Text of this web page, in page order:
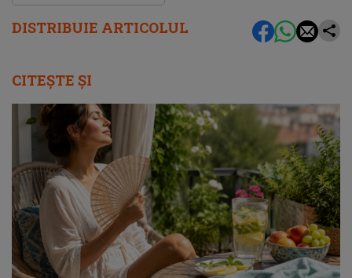
DISTRIBUIE ARTICOLUL
CITEȘTE ȘI